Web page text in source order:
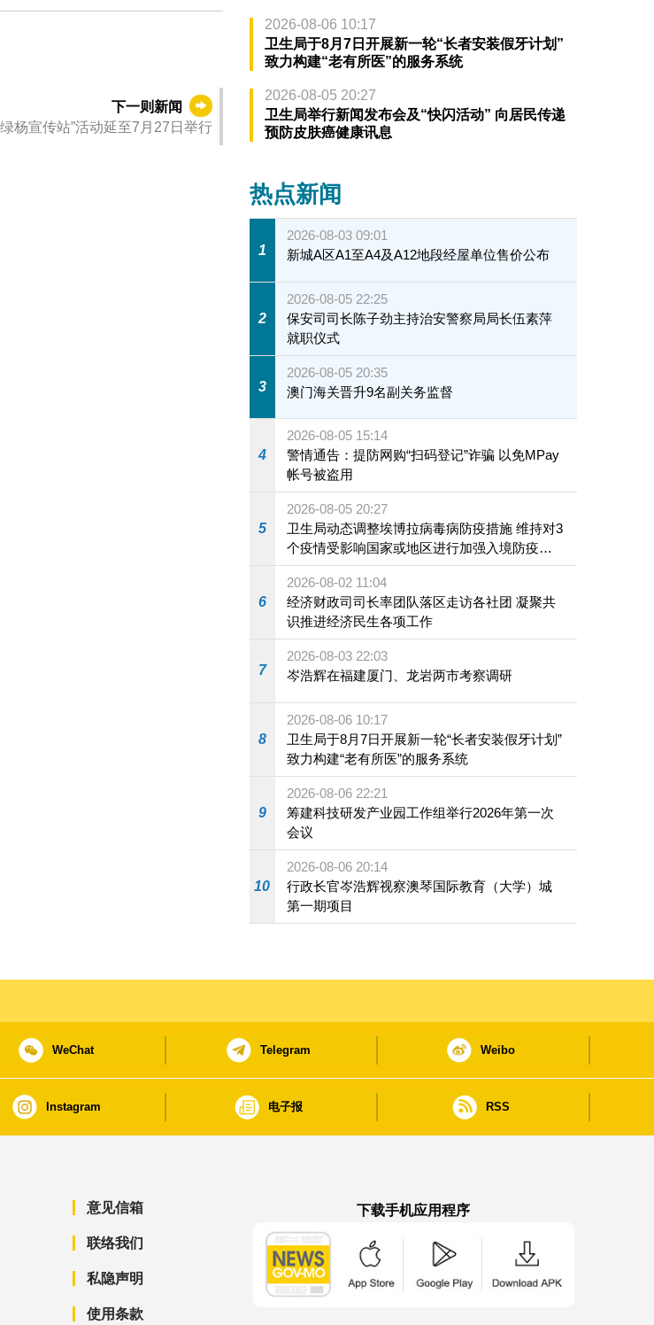
下一则新闻
杨宣传站”活动延至7月27日举行
2026-08-06 10:17
卫生局于8月7日开展新一轮“长者安装假牙计划”
致力构建“老有所医”的服务系统
2026-08-05 20:27
卫生局举行新闻发布会及“快闪活动” 向居民传递
预防皮肤癌健康讯息
热点新闻
1
2026-08-03 09:01
新城A区A1至A4及A12地段经屋单位售价公布
2
2026-08-05 22:25
保安司司长陈子劲主持治安警察局局长伍素萍
就职仪式
3
2026-08-05 20:35
澳门海关晋升9名副关务监督
4
2026-08-05 15:14
警情通告：提防网购“扫码登记”诈骗 以免MPay
帐号被盗用
5
2026-08-05 20:27
卫生局动态调整埃博拉病毒病防疫措施 维持对3
个疫情受影响国家或地区进行加强入境防疫措
施
6
2026-08-02 11:04
经济财政司司长率团队落区走访各社团 凝聚共
识推进经济民生各项工作
7
2026-08-03 22:03
岑浩辉在福建厦门、龙岩两市考察调研
8
2026-08-06 10:17
卫生局于8月7日开展新一轮“长者安装假牙计划”
致力构建“老有所医”的服务系统
9
2026-08-06 22:21
筹建科技研发产业园工作组举行2026年第一次
会议
10
2026-08-06 20:14
行政长官岑浩辉视察澳琴国际教育（大学）城
第一期项目
WeChat Telegram Weibo
Instagram 电子报 RSS
意见信箱
联络我们
私隐声明
使用条款
下载手机应用程序